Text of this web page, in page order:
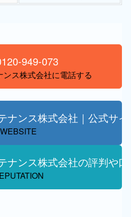
949-073
ス株式会社に電話する
ナンス株式会社｜公式サ
WEBSITE
ナンス株式会社の評判や